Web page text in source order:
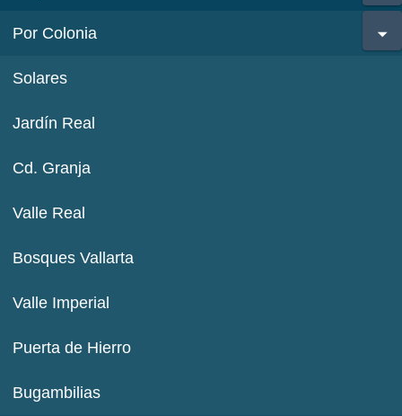
Por Colonia
Solares
Jardín Real
Cd. Granja
Valle Real
Bosques Vallarta
Valle Imperial
Puerta de Hierro
Bugambilias